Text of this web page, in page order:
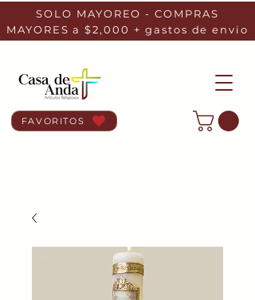
SOLO MAYOREO - COMPRAS
MAYORES a $2,000 + gastos de envio
FAVORITOS